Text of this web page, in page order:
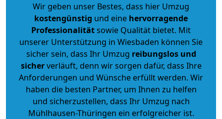
Wir geben unser Bestes, dass hier Umzug
kostengünstig und eine hervorragende
Professionalitätsowie Qualität bietet. Mit
unserer Unterstützung in Wiesbaden können Sie
sicher sein, dass Ihr Umzug reibungslos und
sicherverläuft, denn wir sorgen dafür, dass Ihre
Anforderungen und Wünsche erfüllt werden. Wir
haben die besten Partner, um Ihnen zu helfen
und sicherzustellen, dass Ihr Umzug nach
Mühlhausen-Thüringen ein erfolgreicher ist.